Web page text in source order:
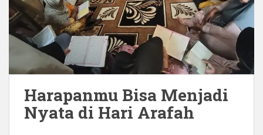
Harapanmu Bisa Menjadi
Nyata di Hari Arafah